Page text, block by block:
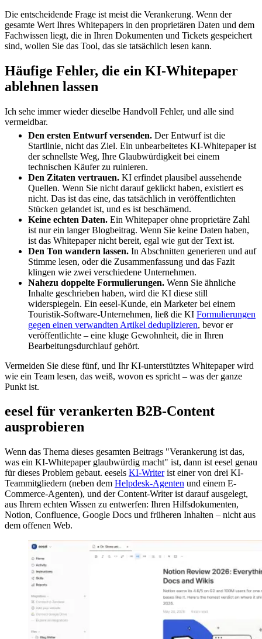
Die entscheidende Frage ist meist die Verankerung. Wenn der
gesamte Wert Ihres Whitepapers in den proprietären Daten und dem
Fachwissen liegt, die in Ihren Dokumenten und Tickets gespeichert
sind, wollen Sie das Tool, das sie tatsächlich lesen kann.
Häufige Fehler, die ein KI-Whitepaper
ablehnen lassen
Ich sehe immer wieder dieselbe Handvoll Fehler, und alle sind
vermeidbar.
Den ersten Entwurf versenden. Der Entwurf ist die
Startlinie, nicht das Ziel. Ein unbearbeitetes KI-Whitepaper ist
der schnellste Weg, Ihre Glaubwürdigkeit bei einem
technischen Käufer zu ruinieren.
Den Zitaten vertrauen. KI erfindet plausibel aussehende
Quellen. Wenn Sie nicht darauf geklickt haben, existiert es
nicht. Das ist das eine, das tatsächlich in veröffentlichten
Stücken gelandet ist, und es ist beschämend.
Keine echten Daten. Ein Whitepaper ohne proprietäre Zahl
ist nur ein langer Blogbeitrag. Wenn Sie keine Daten haben,
ist das Whitepaper nicht bereit, egal wie gut der Text ist.
Den Ton wandern lassen. In Abschnitten generieren und auf
Stimme lesen, oder die Zusammenfassung und das Fazit
klingen wie zwei verschiedene Unternehmen.
Nahezu doppelte Formulierungen. Wenn Sie ähnliche
Inhalte geschrieben haben, wird die KI diese still
widerspiegeln. Ein eesel-Kunde, ein Marketer bei einem
Touristik-Software-Unternehmen, ließ die KI Formulierungen
gegen einen verwandten Artikel deduplizieren, bevor er
veröffentlichte – eine kluge Gewohnheit, die in Ihren
Bearbeitungsdurchlauf gehört.
Vermeiden Sie diese fünf, und Ihr KI-unterstütztes Whitepaper wird
wie ein Team lesen, das weiß, wovon es spricht – was der ganze
Punkt ist.
eesel für verankerten B2B-Content
ausprobieren
Wenn das Thema dieses gesamten Beitrags "Verankerung ist das,
was ein KI-Whitepaper glaubwürdig macht" ist, dann ist eesel genau
für dieses Problem gebaut. eesels KI-Writerist einer von drei KI-
Teammitgliedern (neben dem Helpdesk-Agenten und einem E-
Commerce-Agenten), und der Content-Writer ist darauf ausgelegt,
aus Ihrem echten Wissen zu entwerfen: Ihren Hilfsdokumenten,
Notion, Confluence, Google Docs und früheren Inhalten – nicht aus
dem offenen Web.